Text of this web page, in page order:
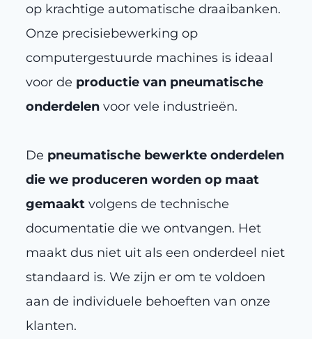
op krachtige automatische draaibanken.
Onze precisiebewerking op
computergestuurde machines is ideaal
voor de productie van pneumatische
onderdelen voor vele industrieën.
De pneumatische bewerkte onderdelen
die we produceren worden op maat
gemaakt volgens de technische
documentatie die we ontvangen. Het
maakt dus niet uit als een onderdeel niet
standaard is. We zijn er om te voldoen
aan de individuele behoeften van onze
klanten.